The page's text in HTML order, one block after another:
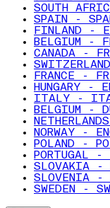
SOUTH
SPAIN -
FINLAND -
BELGIUM -
CANADA -
FRANCE -
HUNGARY -
ITALY -
BELGIUM -
NORWAY -
POLAND -
PORTUGAL -
SLOVAKIA -
SLOVENIA -
SWEDEN -